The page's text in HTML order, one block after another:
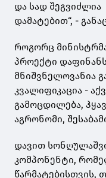
და სად
დამატებით“, -
როგორც
პროექტი
მნიშვნელოვანია
კვალიფიკაცია -
გამოცდილება,
აგრონომი,
დავით
კომპონენტი,
წარმატებისთვის,